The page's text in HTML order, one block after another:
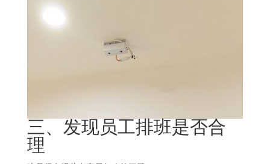
三、发现员工排班是否合
理